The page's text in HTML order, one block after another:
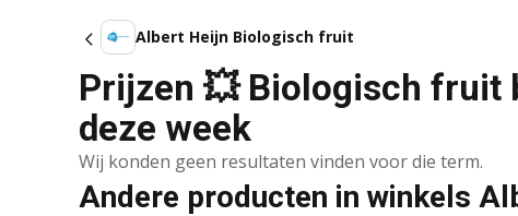
Albert Heijn Biologisch fruit
Prijzen 💥 Biologisch
deze week
Wij konden geen resultaten vinden voor die term.
Andere producten in winkels